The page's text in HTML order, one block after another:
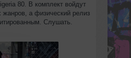
80. В комплект войдут
жанров, а физический релиз
Слушать.